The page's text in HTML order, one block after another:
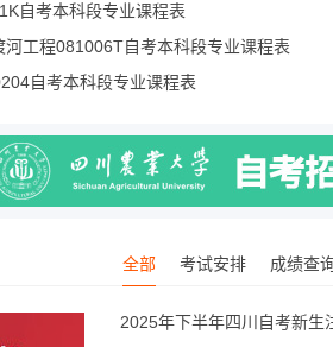
自考本科段专业课程表
河工程081006T自考本科段专业课程表
自考本科段专业课程表
自考本科段专业课程表
W120210自考本科段专业课程表
技术H080901自考本科段专业课程表
自考本科段专业课程表
全部 考试安排 成绩查
2025年下半年四川自考新生